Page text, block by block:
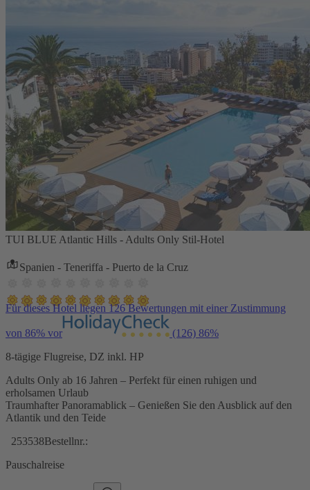
TUI BLUE Atlantic Hills - Adults Only Stil-Hotel
Spanien - Teneriffa - Puerto de la Cruz
Für dieses Hotel liegen 126 Bewertungen mit einer Zustimmung
von 86% vor (126) 86%
8-tägige Flugreise, DZ inkl. HP
Adults Only ab 16 Jahren – Perfekt für einen ruhigen und
erholsamen Urlaub
Traumhafter Panoramablick – Genießen Sie den Ausblick auf den
Atlantik und den Teide
253538Bestellnr.:
Pauschalreise